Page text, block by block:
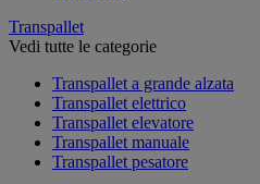
Transpallet
Vedi tutte le categorie
Transpallet a grande alzata
Transpallet elettrico
Transpallet elevatore
Transpallet manuale
Transpallet pesatore